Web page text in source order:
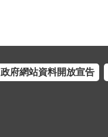
政府網站資料開放宣告